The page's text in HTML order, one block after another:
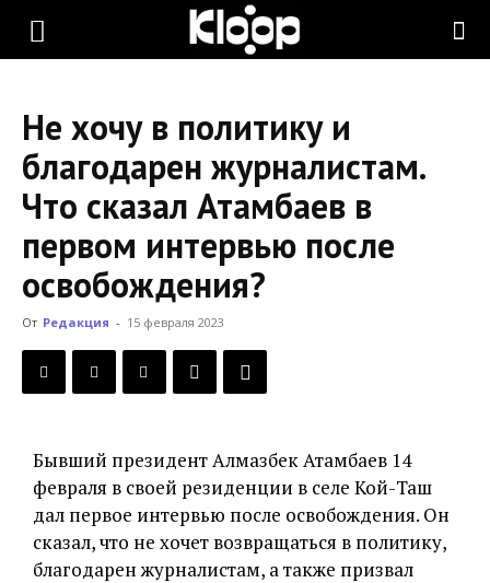
KLOOP.KG
Новости
Кыргызстана
Не хочу в политику и
благодарен журналистам.
Что сказал Атамбаев в
первом интервью после
освобождения?
От Редакция - 15 февраля 2023
Бывший президент Алмазбек Атамбаев 14
февраля в своей резиденции в селе Кой-Таш
дал первое интервью после освобождения. Он
сказал, что не хочет возвращаться в политику,
благодарен журналистам, а также призвал